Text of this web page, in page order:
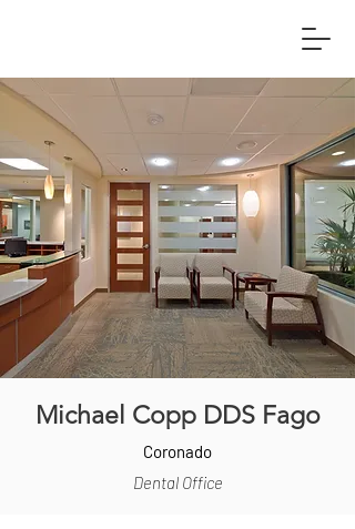
Michael Copp DDS Fago
Coronado
Dental Office